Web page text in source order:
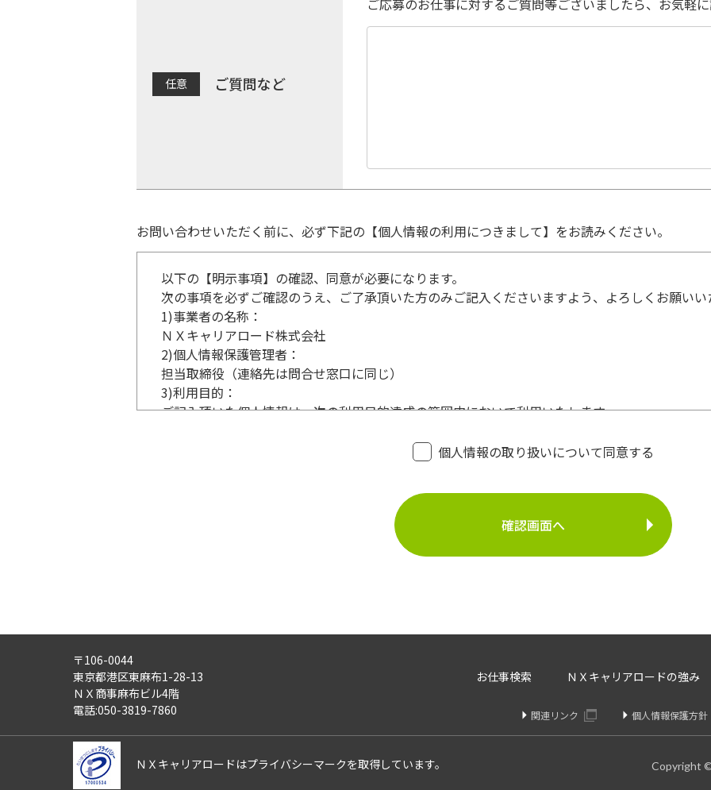
ご質問など
ご応募のお仕事に対するご質問等ございましたら、お気軽
お問い合わせいただく前に、必ず下記の【個人情報の利用につきまして】をお読みください。
以下の【明示事項】の確認、同意が必要になります。
次の事項を必ずご確認のうえ、ご了承頂いた方のみご記入くださいますよう、よろしくお願いい
1)事業者の名称：
ＮＸキャリアロード株式会社
2)個人情報保護管理者：
担当取締役（連絡先は問合せ窓口に同じ）
3)利用目的：
ご記入頂いた個人情報は、次の利用目的達成の範囲内において利用いたします。
・登録面接に関するご連絡のため
・お問い合わせへのご対応
・お問い合わせ履歴の管理
・サービス向上のための検討資料作成等
ご記入頂いた個人情報について、開示を請求することができます。
また、ご記入頂いた個人情報に誤りや変更があった場合は訂正、追加、削除を請求することがで
さらにまた、個人情報の利用停止、消去、または第三者提供停止を請求することが出来ます。
これらの請求は、次の窓口にて受け付けております。
個人情報の取り扱いについて同意する
〒106-0044
東京都港区東麻布1-28-13
ＮＸ商事麻布ビル4階
電話:050-3819-7860
お仕事検索 ＮＸキャリアロードの強み
関連リンク 個人情報保護方針
ＮＸキャリアロードはプライバシーマークを取得しています。 Copyright